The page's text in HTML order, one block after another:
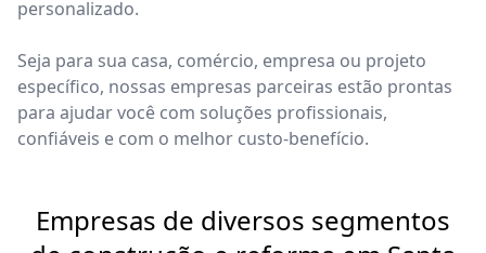
personalizado.
Seja para sua casa, comércio, empresa ou projeto
específico, nossas empresas parceiras estão prontas
para ajudar você com soluções profissionais,
confiáveis e com o melhor custo-benefício.
Empresas de diversos segmentos